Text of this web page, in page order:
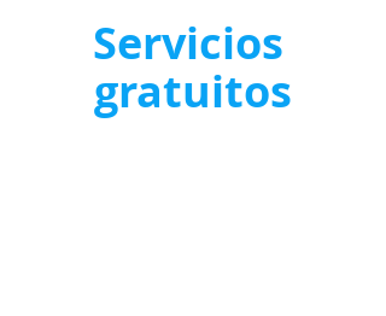
Servicios
gratuitos